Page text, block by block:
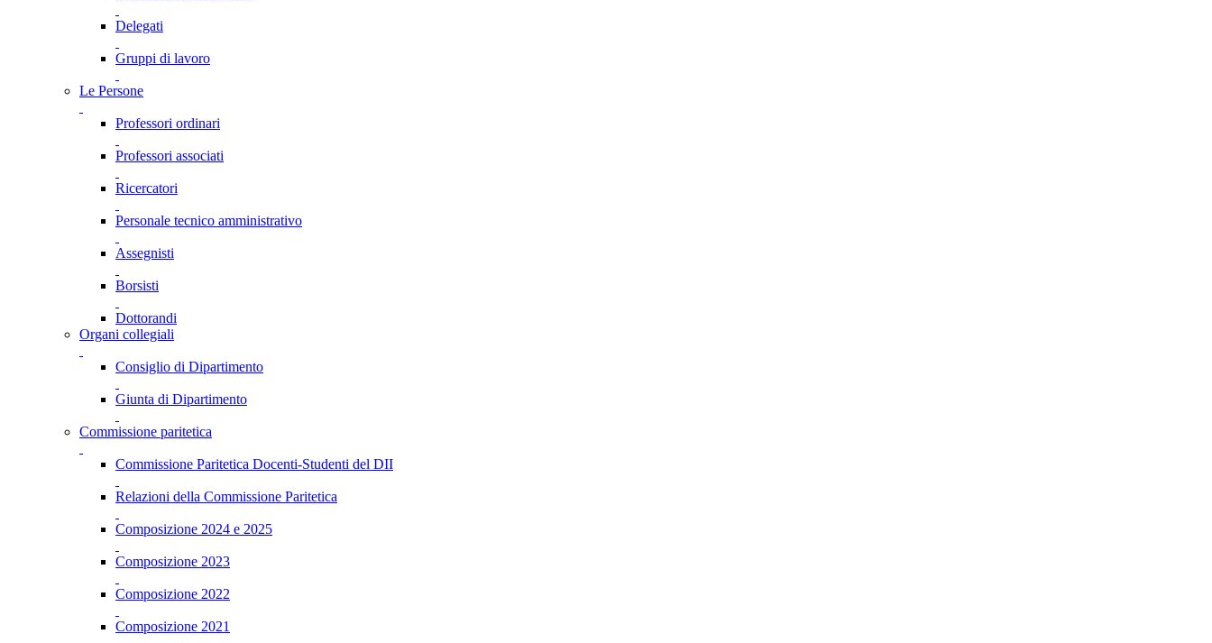
Delegati
Gruppi di lavoro
Le Persone
Professori ordinari
Professori associati
Ricercatori
Personale tecnico amministrativo
Assegnisti
Borsisti
Dottorandi
Organi collegiali
Consiglio di Dipartimento
Giunta di Dipartimento
Commissione paritetica
Commissione Paritetica Docenti-Studenti del DII
Relazioni della Commissione Paritetica
Composizione 2024 e 2025
Composizione 2023
Composizione 2022
Composizione 2021